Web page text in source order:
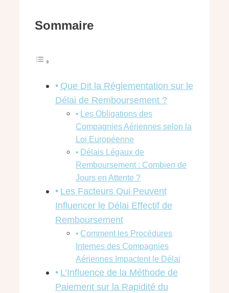
Sommaire
Que Dit la Réglementation sur le
Délai de Remboursement ?
Les Obligations des
Compagnies Aériennes selon la
Loi Européenne
Délais Légaux de
Remboursement : Combien de
Jours en Attente ?
Les Facteurs Qui Peuvent
Influencer le Délai Effectif de
Remboursement
Comment les Procédures
Internes des Compagnies
Aériennes Impactent le Délai
L’Influence de la Méthode de
Paiement sur la Rapidité du